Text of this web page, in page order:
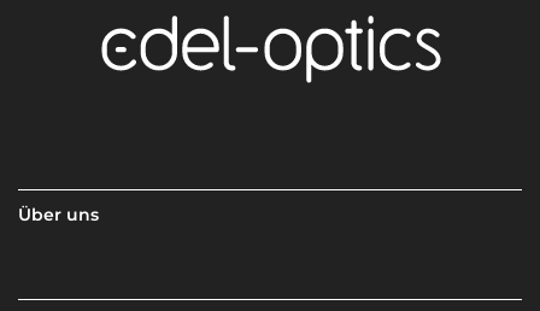
Über uns